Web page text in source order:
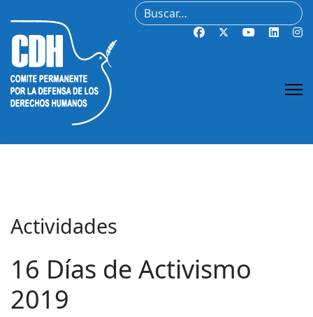
Buscar
Actividades
16 Días de Activismo
2019